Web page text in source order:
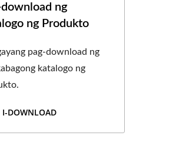
download ng
ng Produkto
pag-download ng
katalogo ng
I-DOWNLOAD